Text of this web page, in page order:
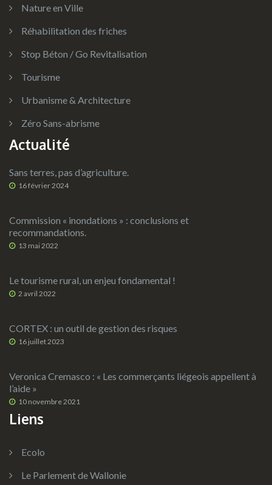
Nature en Ville
Réhabilitation des friches
Stop Béton / Go Revitalisation
Tourisme
Urbanisme & Architecture
Zéro Sans-abrisme
Actualité
Sans terres, pas d’agriculture.
16 février 2024
Commission « inondations » : conclusions et
recommandations.
13 mai 2022
Le tourisme rural, un enjeu fondamental !
2 avril 2022
CORTEX : un outil de gestion des risques
16 juillet 2023
Veronica Cremasco : « Les commerçants liégeois appellent à
l’aide »
10 novembre 2021
Liens
Ecolo
Le Parlement de Wallonie